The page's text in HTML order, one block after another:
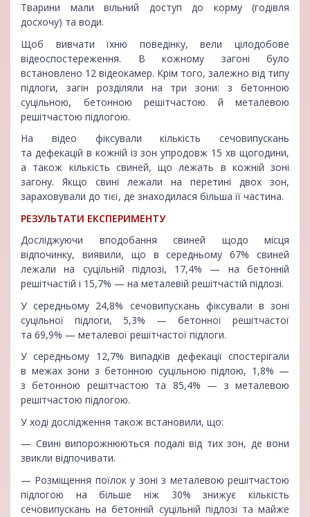
Тварини мали вільний доступ до корму (годівля
досхочу) та води.
Щоб вивчати їхню поведінку, вели цілодобове
відеоспостереження. В кожному загоні було
встановлено 12 відеокамер. Крім того, залежно від типу
підлоги, загін розділяли на три зони: з бетонною
суцільною, бетонною решітчастою й металевою
решітчастою підлогою.
На відео фіксували кількість сечовипускань
та дефекацій в кожній із зон упродовж 15 хв щогодини,
а також кількість свиней, що лежать в кожній зоні
загону. Якщо свині лежали на перетині двох зон,
зараховували до тієї, де знаходилася більша її частина.
РЕЗУЛЬТАТИ ЕКСПЕРИМЕНТУ
Досліджуючи вподобання свиней щодо місця
відпочинку, виявили, що в середньому 67% свиней
лежали на суцільній підлозі, 17,4% — на бетонній
решітчастій і 15,7% — на металевій решітчастій підлозі.
У середньому 24,8% сечовипускань фіксували в зоні
суцільної підлоги, 5,3% — бетонної решітчастої
та 69,9% — металевої решітчастої підлоги.
У середньому 12,7% випадків дефекації спостерігали
в межах зони з бетонною суцільною підлою, 1,8% —
з бетонною решітчастою та 85,4% — з металевою
решітчастою підлогою.
У ході дослідження також встановили, що:
— Свині випорожнюються подалі від тих зон, де вони
звикли відпочивати.
— Розміщення поїлок у зоні з металевою решітчастою
підлогою на більше ніж 30% знижує кількість
сечовипускань на бетонній суцільній підлозі та майже